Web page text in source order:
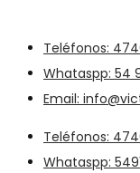
Teléfonos:
Whataspp: 54 9
Email:
Teléfonos:
Whataspp: